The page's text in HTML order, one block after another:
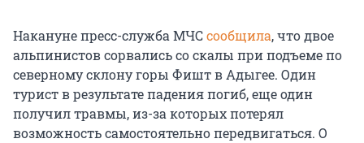
Накануне пресс-служба МЧСсообщила, что двое
альпинистов сорвались со скалы при подъеме по
северному склону горы Фишт в Адыгее. Один
турист в результате падения погиб, еще один
получил травмы, из-за которых потерял
возможность самостоятельно передвигаться. О